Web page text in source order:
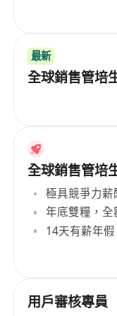
最新
全球銷售管培
全球銷售管培
極具競爭力
年底雙糧，
14天有薪年
用戶審核專員